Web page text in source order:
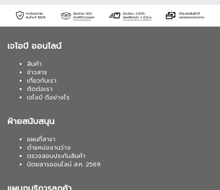
เจไอบี ออนไลน์
สินค้า
ข่าวสาร
เกี่ยวกับเรา
ติดต่อเรา
เจไอบี ดีอย่างไร
ฝ่ายสนับสนุน
แผนที่สาขา
ตำแหน่งงานว่าง
ตรวจสอบประกันสินค้า
นิตยสารออนไลน์ ส.ค. 2569